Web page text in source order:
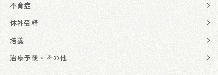
不育症
体外受精
培養
治療予後・その他